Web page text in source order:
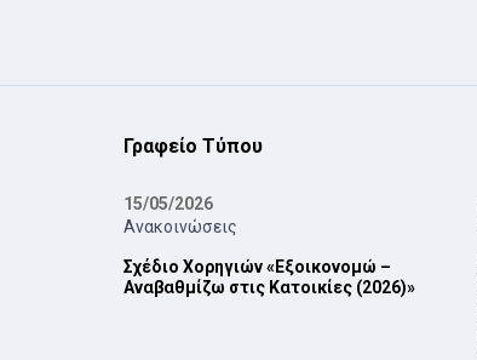
Γραφείο Τύπου
15/05/2026
Ανακοινώσεις
Σχέδιο Χορηγιών «Εξοικονομώ –
Αναβαθμίζω στις Κατοικίες (2026)»